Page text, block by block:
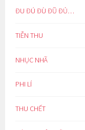
ĐU ĐÚ ĐÙ ĐŨ ĐỦ…
TIỄN THU
NHỤC NHÃ
PHI LÍ
THU CHẾT